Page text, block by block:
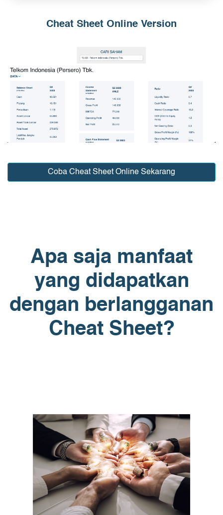
Cheat Sheet Online Version
Coba Cheat Sheet Online Sekarang
Apa saja manfaat
yang didapatkan
dengan berlangganan
Cheat Sheet?